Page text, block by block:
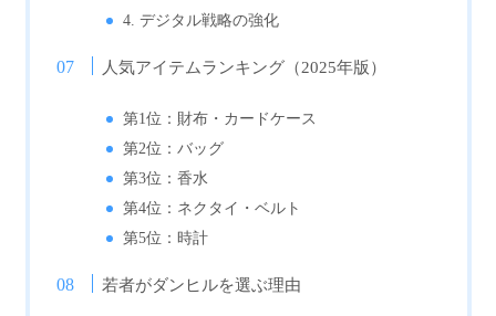
4. デジタル戦略の強化
人気アイテムランキング（2025年版）
第1位：財布・カードケース
第2位：バッグ
第3位：香水
第4位：ネクタイ・ベルト
第5位：時計
若者がダンヒルを選ぶ理由